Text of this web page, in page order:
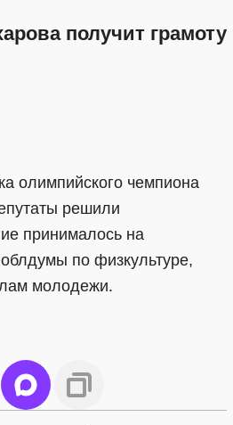
получит грамоту
олимпийского чемпиона
решили
принималось на
по физкультуре,
молодежи.